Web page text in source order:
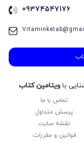
باویتامین کتاب
تماس با ما
پرسش متداول
نقشه سایت
قوانین و مقررات
09374547176